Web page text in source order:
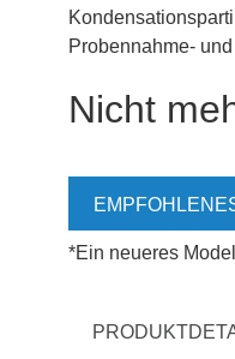
Probennahme-
Nicht
*Ein neueres